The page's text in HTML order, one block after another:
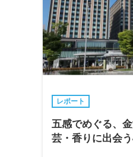
レポート
五感でめぐる、
芸・香りに出会